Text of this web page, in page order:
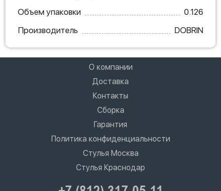
Объем упаковки
0.126
Производитель
DOBRIN
О компании
Доставка
Контакты
Сборка
Гарантия
Политика конфиденциальности
Стулья Москва
Стулья Краснодар